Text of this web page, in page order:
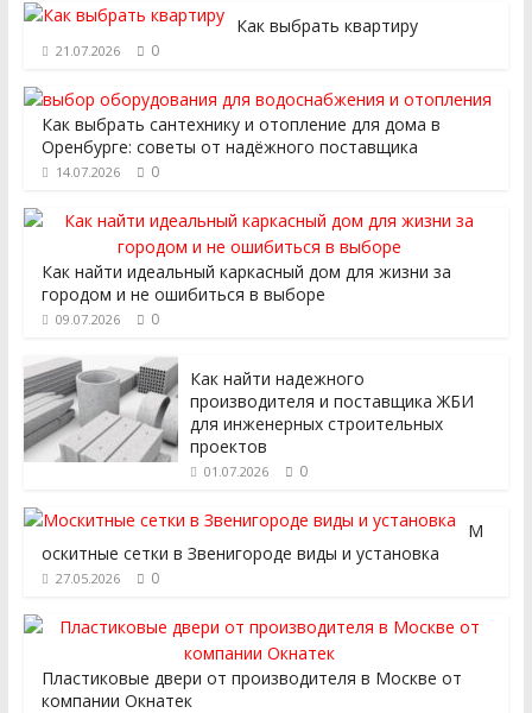
Как выбрать квартиру
21.07.2026 0
Как выбрать сантехнику и отопление для дома в
Оренбурге: советы от надёжного поставщика
14.07.2026 0
Как найти идеальный каркасный дом для жизни за
городом и не ошибиться в выборе
09.07.2026 0
Как найти надежного
производителя и поставщика ЖБИ
для инженерных строительных
проектов
01.07.2026 0
М
оскитные сетки в Звенигороде виды и установка
27.05.2026 0
Пластиковые двери от производителя в Москве от
компании Окнатек